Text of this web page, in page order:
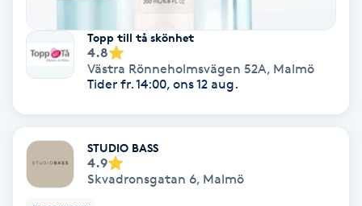
Naprapati
Navelpiercing
Ny frisyr
Topp till tå skönhet
4.8
Västra Rönneholmsvägen 52A, Malmö
Tider fr. 14:00, ons 12 aug.
STUDIO BASS
4.9
Skvadronsgatan 6, Malmö